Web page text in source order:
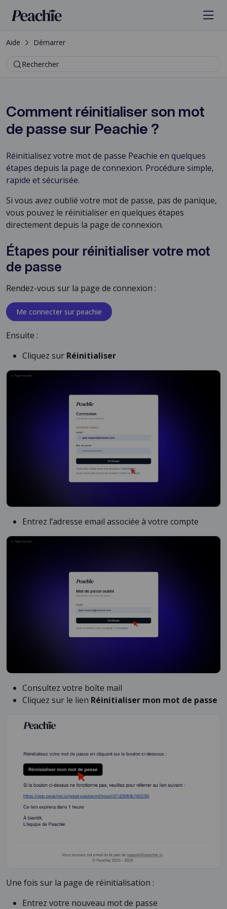
Aide Démarrer
Rechercher
Comment réinitialiser son mot
de passe sur Peachie ?
Réinitialisez votre mot de passe Peachie en quelques
étapes depuis la page de connexion. Procédure simple,
rapide et sécurisée.
Si vous avez oublié votre mot de passe, pas de panique,
vous pouvez le réinitialiser en quelques étapes
directement depuis la page de connexion.
Étapes pour réinitialiser votre mot
de passe
Rendez-vous sur la page de connexion :
Me connecter sur peachie
Ensuite :
Cliquez sur Réinitialiser
Entrez l’adresse email associée à votre compte
Consultez votre boîte mail
Cliquez sur le lien Réinitialiser mon mot de passe
Une fois sur la page de réinitialisation :
Entrez votre nouveau mot de passe